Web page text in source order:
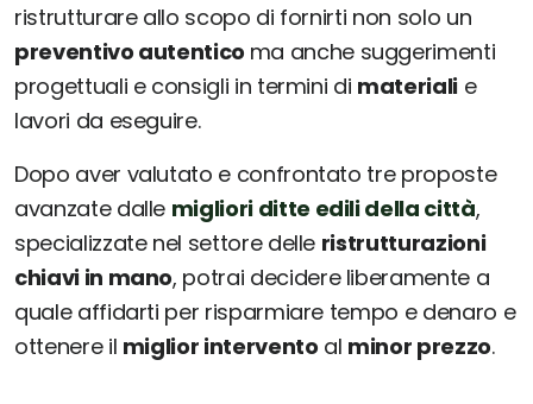
ristrutturare allo scopo di fornirti non solo un
preventivo autentico ma anche suggerimenti
progettuali e consigli in termini di materialie
lavori da eseguire.
Dopo aver valutato e confrontato tre proposte
avanzate dalle migliori ditte edili della città,
specializzate nel settore delle ristrutturazioni
chiavi in mano, potrai decidere liberamente a
quale affidarti per risparmiare tempo e denaro e
ottenere il miglior intervento al minor prezzo.